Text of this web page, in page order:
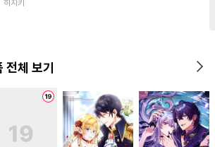
대물
연상수
히지키
전체 보기